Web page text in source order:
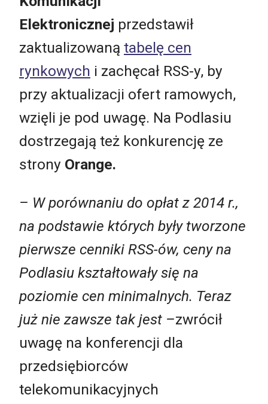
Elektronicznej przedstawił
zaktualizowaną tabelę cen
rynkowych i zachęcał RSS-y, by
przy aktualizacji ofert ramowych,
wzięli je pod uwagę. Na Podlasiu
dostrzegają też konkurencję ze
strony Orange.
– W porównaniu do opłat z 2014 r.,
na podstawie których były tworzone
pierwsze cenniki RSS-ów, ceny na
Podlasiu kształtowały się na
poziomie cen minimalnych. Teraz
już nie zawsze tak jest –zwrócił
uwagę na konferencji dla
przedsiębiorców
telekomunikacyjnych